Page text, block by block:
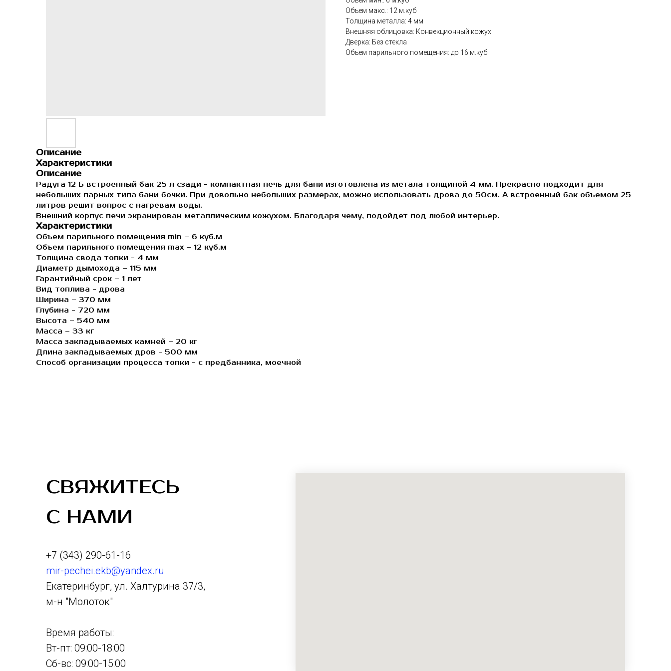
Объем макс.: 12 м.куб
Толщина металла: 4 мм
Внешняя облицовка: Конвекционный кожух
Дверка: Без стекла
Объем парильного помещения: до 16 м.куб
Описание
Характеристики
Описание
Радуга 12 Б встроенный бак 25 л сзади - компактная печь для бани изготовлена из метала толщиной 4 мм. Прекрасно подходит для
небольших парных типа бани бочки. При довольно небольших размерах, можно использовать дрова до 50см. А встроенный бак объемом 25
литров решит вопрос с нагревам воды.
Внешний корпус печи экранирован металлическим кожухом. Благодаря чему, подойдет под любой интерьер.
Характеристики
Объем парильного помещения min – 6 куб.м
Объем парильного помещения max – 12 куб.м
Толщина свода топки - 4 мм
Диаметр дымохода – 115 мм
Гарантийный срок – 1 лет
Вид топлива - дрова
Ширина – 370 мм
Глубина - 720 мм
Высота – 540 мм
Масса – 33 кг
Масса закладываемых камней – 20 кг
Длина закладываемых дров - 500 мм
Способ организации процесса топки - с предбанника, моечной
СВЯЖИТЕСЬ
С НАМИ
+7 (343) 290-61-16
mir-pechei.ekb@yandex.ru
Екатеринбург, ул. Халтурина 37/3,
м-н "Молоток"
Время работы:
Вт-пт: 09:00-18:00
Сб-вс: 09:00-15:00